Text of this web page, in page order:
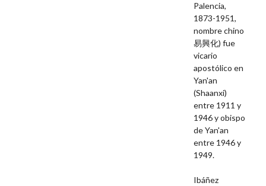
Palencia,
1873-1951,
nombre chino
易興化) fue
vicario
apostólico en
Yan'an
(Shaanxi)
entre 1911 y
1946 y obispo
de Yan'an
entre 1946 y
1949.
Ibáñez